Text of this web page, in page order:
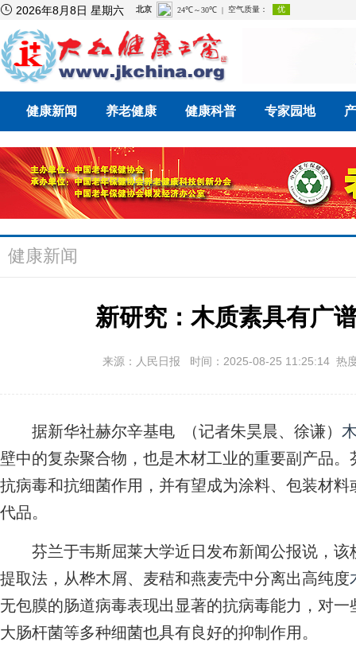
 2026年8月8日 星期六
健康新闻 养老健康 健康科普 专家园地
健康新闻
新研究：木质素具有广
来源：人民日报 时间：2025-08-25 11:25:14 热
据新华社赫尔辛基电 （记者朱昊晨、徐谦）
壁中的复杂聚合物，也是木材工业的重要副产品
抗病毒和抗细菌作用，并有望成为涂料、包装材
代品。
芬兰于韦斯屈莱大学近日发布新闻公报说，该
提取法，从桦木屑、麦秸和燕麦壳中分离出高纯度
无包膜的肠道病毒表现出显著的抗病毒能力，对
大肠杆菌等多种细菌也具有良好的抑制作用。